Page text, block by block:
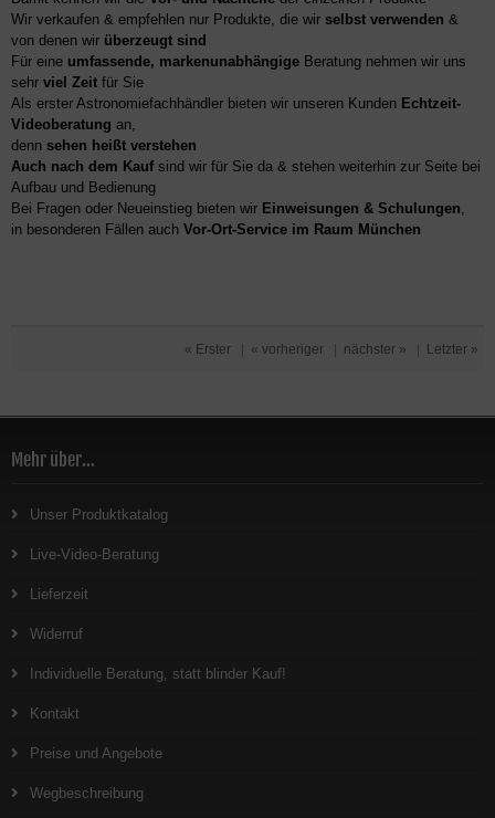
Wir verkaufen & empfehlen nur Produkte, die wir selbst verwenden &
von denen wir überzeugt sind
Für eine umfassende, markenunabhängige Beratung nehmen wir uns
sehr viel Zeit für Sie
Als erster Astronomiefachhändler bieten wir unseren Kunden Echtzeit-
Videoberatung an,
denn sehen heißt verstehen
Auch nach dem Kaufsind wir für Sie da & stehen weiterhin zur Seite bei
Aufbau und Bedienung
Bei Fragen oder Neueinstieg bieten wir Einweisungen & Schulungen,
in besonderen Fällen auch Vor-Ort-Service im Raum München
« Erster « vorheriger nächster » Letzter »
Mehr über...
Unser Produktkatalog
Live-Video-Beratung
Lieferzeit
Widerruf
Individuelle Beratung, statt blinder Kauf!
Kontakt
Preise und Angebote
Wegbeschreibung